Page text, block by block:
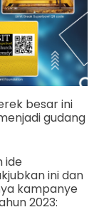
besar ini
gudang
ide
ini dan
kampanye
2023: